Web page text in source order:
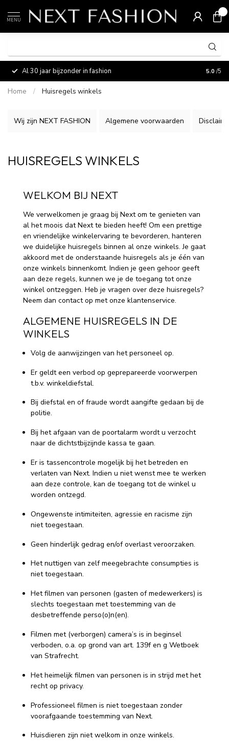
MENU
Al 30 jaar bijzonder in fashion 5.0 /5
Home / Huisregels winkels
Wij zijn NEXT FASHION Algemene voorwaarden
HUISREGELS WINKELS
WELKOM BIJ NEXT
We verwelkomen je graag bij Next om te genieten van
al het moois dat Next te bieden heeft! Om een prettige
en vriendelijke winkelervaring te bevorderen, hanteren
we duidelijke huisregels binnen al onze winkels. Je gaat
akkoord met de onderstaande huisregels als je één van
onze winkels binnenkomt. Indien je geen gehoor geeft
aan deze regels, kunnen we je de toegang tot onze
winkel ontzeggen. Heb je vragen over deze huisregels?
Neem dan contact op met onze klantenservice.
ALGEMENE HUISREGELS IN DE
WINKELS
Volg de aanwijzingen van het personeel op.
Er geldt een verbod op geprepareerde voorwerpen
t.b.v. winkeldiefstal.
Bij diefstal en of fraude wordt aangifte gedaan bij de
politie.
Bij het afgaan van de poortalarm wordt u verzocht
naar de dichtstbijzijnde kassa te gaan.
Er is tassencontrole mogelijk bij het betreden en
verlaten van Next. Indien u niet wenst mee te werken
aan deze controle, kan de toegang tot de winkel u
worden ontzegd.
Ongewenste intimiteiten, agressie en racisme zijn
niet toegestaan.
Geen hinderlijk gedrag en/of overlast veroorzaken.
Het nuttigen van zelf meegebrachte consumpties is
niet toegestaan.
Het filmen van personen (gasten of medewerkers) is
slechts toegestaan met toestemming van de
desbetreffende perso(o)n(en).
Filmen met (verborgen) camera’s is in beginsel
verboden, o.a. op grond van art. 139f en g Wetboek
van Strafrecht.
Het heimelijk filmen van personen is in strijd met het
recht op privacy.
Professioneel filmen is niet toegestaan zonder
voorafgaande toestemming van Next.
Huisdieren zijn niet welkom in onze winkels.